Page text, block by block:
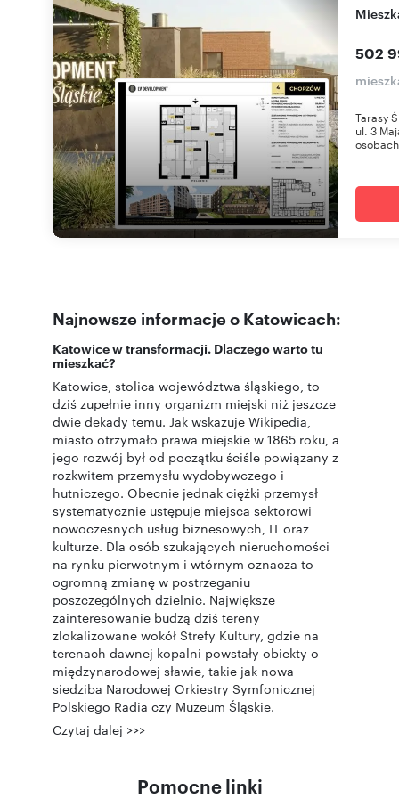
502
Tarasy
ul. 3
Najnowsze informacje o Katowicach:
Katowice w transformacji. Dlaczego warto tu
mieszkać?
Katowice, stolica województwa śląskiego, to
dziś zupełnie inny organizm miejski niż jeszcze
dwie dekady temu. Jak wskazuje Wikipedia,
miasto otrzymało prawa miejskie w 1865 roku, a
jego rozwój był od początku ściśle powiązany z
rozkwitem przemysłu wydobywczego i
hutniczego. Obecnie jednak ciężki przemysł
systematycznie ustępuje miejsca sektorowi
nowoczesnych usług biznesowych, IT oraz
kulturze. Dla osób szukających nieruchomości
na rynku pierwotnym i wtórnym oznacza to
ogromną zmianę w postrzeganiu
poszczególnych dzielnic. Największe
zainteresowanie budzą dziś tereny
zlokalizowane wokół Strefy Kultury, gdzie na
terenach dawnej kopalni powstały obiekty o
międzynarodowej sławie, takie jak nowa
siedziba Narodowej Orkiestry Symfonicznej
Polskiego Radia czy Muzeum Śląskie.
Czytaj dalej >>>
Pomocne linki